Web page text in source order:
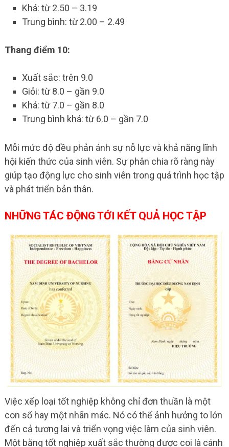
Khá: từ 2.50 – 3.19
Trung bình: từ 2.00 – 2.49
Thang điểm 10:
Xuất sắc: trên 9.0
Giỏi: từ 8.0 – gần 9.0
Khá: từ 7.0 – gần 8.0
Trung bình khá: từ 6.0 – gần 7.0
Mỗi mức độ đều phản ánh sự nỗ lực và khả năng lĩnh
hội kiến thức của sinh viên. Sự phân chia rõ ràng này
giúp tạo động lực cho sinh viên trong quá trình học tập
và phát triển bản thân.
NHỮNG TÁC ĐỘNG TỚI KẾT QUẢ HỌC TẬP
Việc xếp loại tốt nghiệp không chỉ đơn thuần là một
con số hay một nhãn mác. Nó có thể ảnh hưởng to lớn
đến cả tương lai và triển vọng việc làm của sinh viên.
Một bằng tốt nghiệp xuất sắc thường được coi là cánh